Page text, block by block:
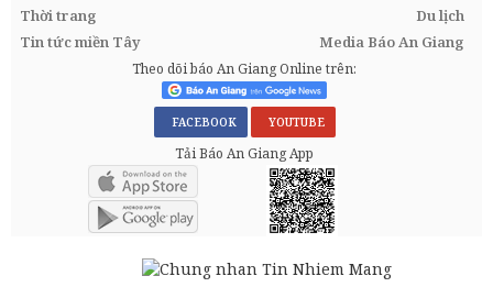
Thời trang
Du lịch
Tin tức miền Tây
Media Báo An Giang
Theo dõi báo An Giang Online trên:
FACEBOOK YOUTUBE
Tải Báo An Giang App